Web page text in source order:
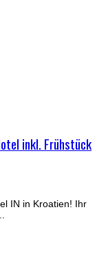
inkl. Frühstück
IN in Kroatien! Ihr